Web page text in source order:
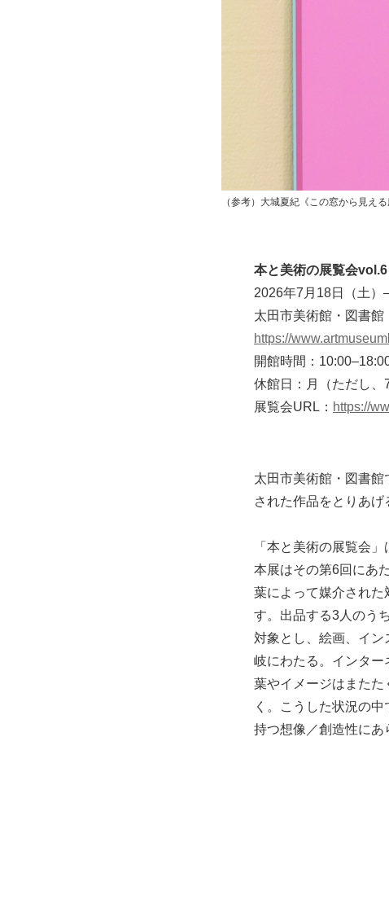
（参考）大城夏紀《この窓から見
本と美術の展覧会vol.6
2026年7月18日（土）
太田市美術館・図書館
https://
開館時間：
休館日：月（ただし
展覧会URL： https://
太田市美術館・図書
された作品をとりあげ
「本と美術の展覧会
本展はその第6回にあ
葉によって媒介され
す。出品する3人のう
対象とし、絵画、イ
岐にわたる。インタ
葉やイメージはまた
く。こうした状況の
持つ想像／創造性にあ